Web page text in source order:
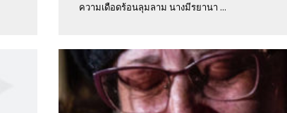
ความเดือดร้อนลุมลาม นางมีรยานา ...